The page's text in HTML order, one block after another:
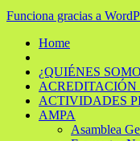
Funciona gracias a
Home
¿QUIÉNES
ACREDITACIÓN
ACTIVIDADES
AMPA
Asamblea